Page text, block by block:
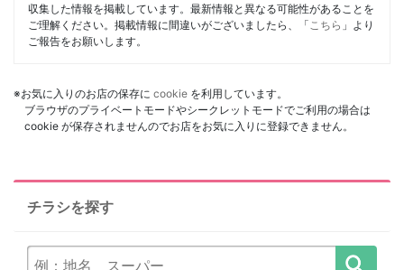
収集した情報を掲載しています。最新情報と異なる可能性があることを
ご理解ください。掲載情報に間違いがございましたら、「 こちら 」より
ご報告をお願いします。
※お気に入りのお店の保存に cookie を利用しています。
ブラウザのプライベートモードやシークレットモードでご利用の場合は
cookie が保存されませんのでお店をお気に入りに登録できません。
チラシを探す